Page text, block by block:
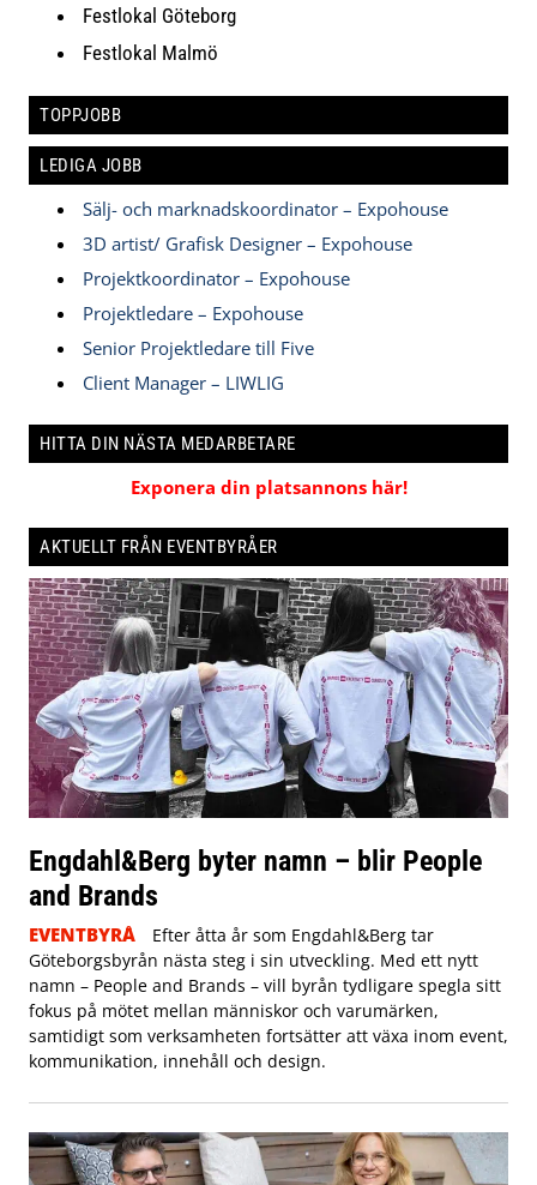
Festlokal Göteborg
Festlokal Malmö
TOPPJOBB
LEDIGA JOBB
Sälj- och marknadskoordinator – Expohouse
3D artist/ Grafisk Designer – Expohouse
Projektkoordinator – Expohouse
Projektledare – Expohouse
Senior Projektledare till Five
Client Manager – LIWLIG
HITTA DIN NÄSTA MEDARBETARE
Exponera din platsannons här!
AKTUELLT FRÅN EVENTBYRÅER
Engdahl&Berg byter namn – blir People
and Brands
EVENTBYRÅ
Efter åtta år som Engdahl&Berg tar
Göteborgsbyrån nästa steg i sin utveckling. Med ett nytt
namn – People and Brands – vill byrån tydligare spegla sitt
fokus på mötet mellan människor och varumärken,
samtidigt som verksamheten fortsätter att växa inom event,
kommunikation, innehåll och design.